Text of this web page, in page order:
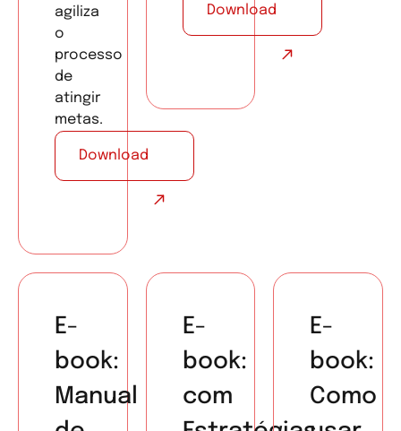
agiliza
o
processo
de
atingir
metas.
Download
Download
E-
book:
Manual
E-
book:
com
E-
book:
Como